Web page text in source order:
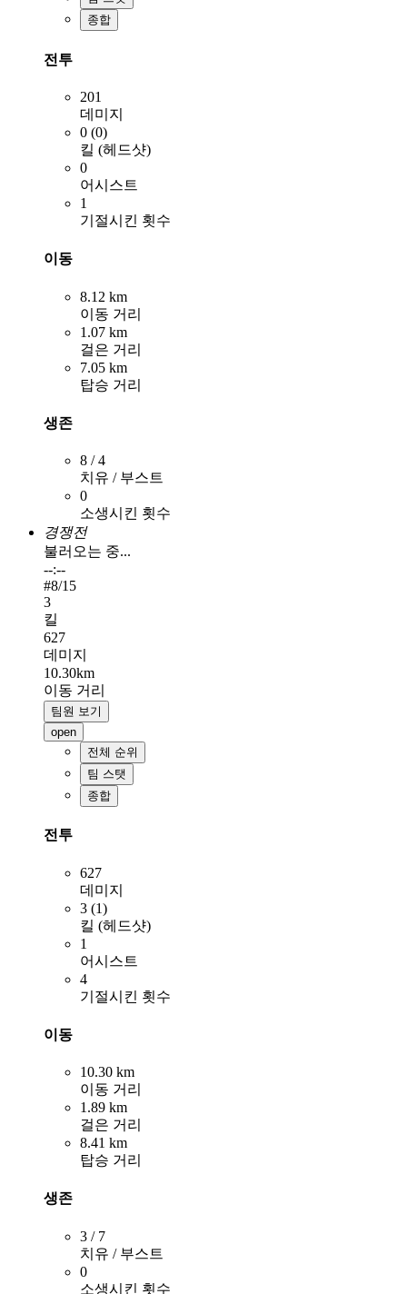
종합
전투
201
데미지
0 (0)
킬 (헤드샷)
0
어시스트
1
기절시킨 횟수
이동
8.12 km
이동 거리
1.07 km
걸은 거리
7.05 km
탑승 거리
생존
8 / 4
치유 / 부스트
0
소생시킨 횟수
경쟁전
불러오는 중...
--:--
#8/15
3
킬
627
데미지
10.30km
이동 거리
팀원 보기
open
전체 순위
팀 스탯
종합
전투
627
데미지
3 (1)
킬 (헤드샷)
1
어시스트
4
기절시킨 횟수
이동
10.30 km
이동 거리
1.89 km
걸은 거리
8.41 km
탑승 거리
생존
3 / 7
치유 / 부스트
0
소생시킨 횟수